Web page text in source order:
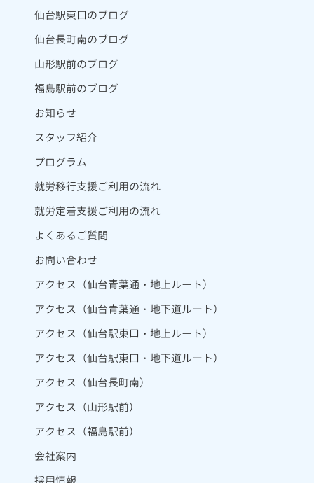
仙台駅東口のブログ
仙台長町南のブログ
山形駅前のブログ
福島駅前のブログ
お知らせ
スタッフ紹介
プログラム
就労移行支援ご利用の流れ
就労定着支援ご利用の流れ
よくあるご質問
お問い合わせ
アクセス（仙台青葉通・地上ルート）
アクセス（仙台青葉通・地下道ルート）
アクセス（仙台駅東口・地上ルート）
アクセス（仙台駅東口・地下道ルート）
アクセス（仙台長町南）
アクセス（山形駅前）
アクセス（福島駅前）
会社案内